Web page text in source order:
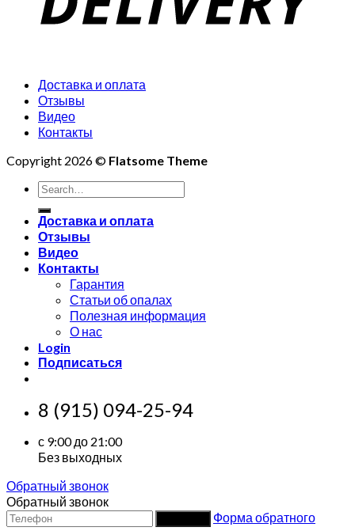
Доставка и оплата
Отзывы
Видео
Контакты
Copyright 2026 © Flatsome Theme
Search
for:
Доставка и оплата
Отзывы
Видео
Контакты
Гарантия
Статьи об опалах
Полезная информация
О нас
Login
Подписаться
8 (915) 094-25-94
с 9:00 до 21:00
Без выходных
Обратный звонок
Обратный звонок
Форма обратного